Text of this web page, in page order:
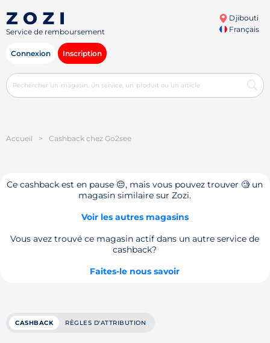
Service de remboursement
Djibouti
Français
Connexion Inscription
Accueil > Cashback chez Go2see
Ce cashback est en pause 😔, mais vous pouvez trouver 🧐 un
magasin similaire sur Zozi.
Voir les autres magasins
Vous avez trouvé ce magasin actif dans un autre service de
cashback?
Faites-le nous savoir
CASHBACK RÈGLES D'ATTRIBUTION